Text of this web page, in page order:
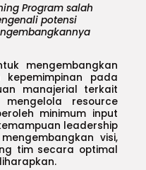
Program salah
potensi
mengembangkan
pada
manajerial terkait
resource
minimum input
leadership
visi,
tim secara optimal